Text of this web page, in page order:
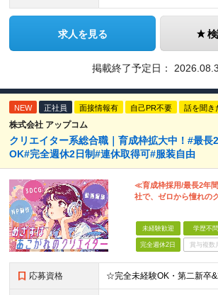
求人を見る
掲載終了予定日：
NEW 正社員 面接情報有 自己PR不要 話を聞き
株式会社 アップコム
クリエイター系総合職｜育成枠拡大中！#最長
OK#完全週休2日制#連休取得可#服装自由
≪育成枠採用/最長2年
社で、ゼロから憧れの
未経験歓迎 学歴不問
完全週休2日 賞与複数
応募資格